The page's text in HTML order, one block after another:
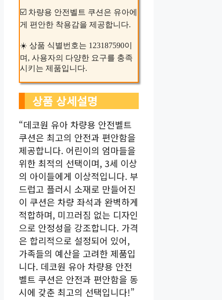
☑️ 차량용 안전벨트 쿠션은 유아에
게 편안한 착용감을 제공합니다.
☀️ 상품 식별번호는 123187590이
며, 사용자의 다양한 요구를 충족
시키는 제품입니다.
상품 상세설명
“데코원 유아 차량용 안전벨트
쿠션은 최고의 안전과 편안함을
제공합니다. 어린이의 엄마들을
위한 최적의 선택이며, 3세 이상
의 아이들에게 이상적입니다. 부
드럽고 플러시 소재로 만들어진
이 쿠션은 차량 좌석과 완벽하게
적합하며, 미끄러짐 없는 디자인
으로 안정성을 강조합니다. 가격
은 합리적으로 설정되어 있어,
가족들의 예산을 고려한 제품입
니다. 데코원 유아 차량용 안전
벨트 쿠션은 안전과 편안함을 동
시에 갖춘 최고의 선택입니다!”